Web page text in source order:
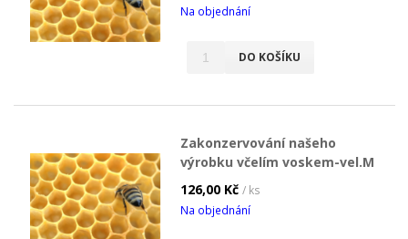
Na objednání
DO KOŠÍKU
Zakonzervování našeho
výrobku včelím voskem-vel.M
126,00 Kč / ks
Na objednání